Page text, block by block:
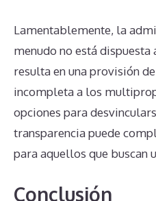
Lamentablemente, la
menudo no está
resulta en una provisión
incompleta a los
opciones para
transparencia puede
para aquellos que buscan
Conclusión